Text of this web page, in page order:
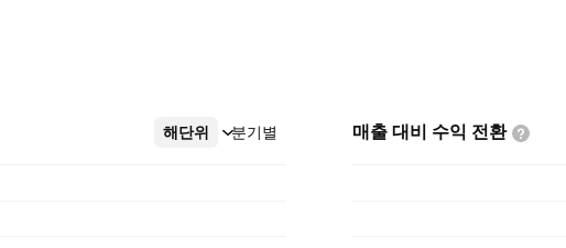
해단위 분기별
더보기 매출 대비 수익 전환